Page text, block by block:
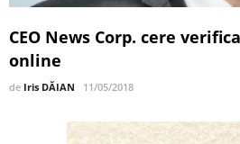
CEO News Corp. cere
online
de Iris DĂIAN 11/05/2018